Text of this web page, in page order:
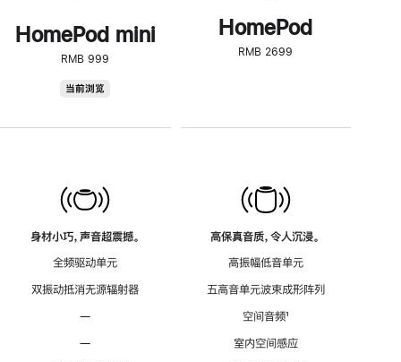
HomePod mini
RMB 999
当前浏览
身材小巧，声音超震撼。
全频驱动单元
双振动抵消无源辐射器
—
—
HomePod
RMB 2699
高保真音质，令人沉浸。
高振幅低音单元
五高音单元波束成形阵列
空间音频脚
¹
室内空间感应